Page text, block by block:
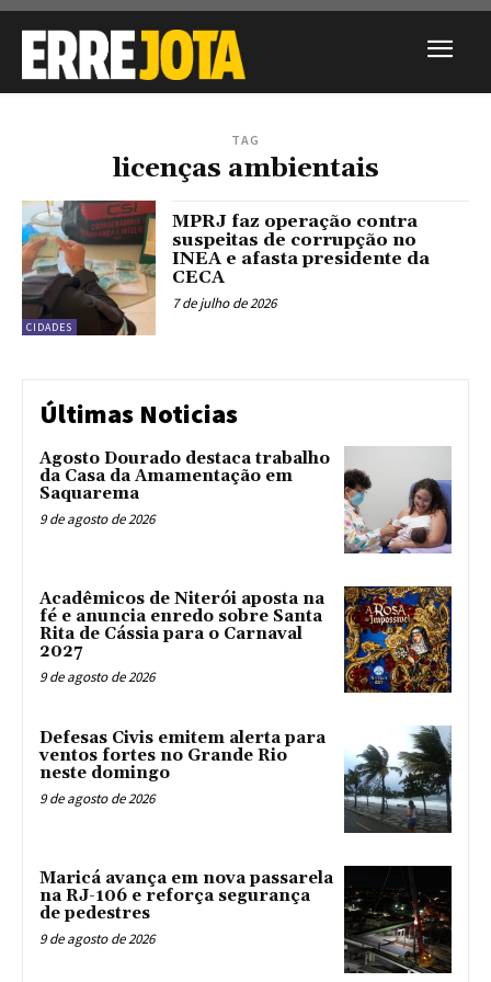
TAG
licenças ambientais
CIDADES
MPRJ faz operação contra
suspeitas de corrupção no
INEA e afasta presidente da
CECA
7 de julho de 2026
Últimas Noticias
Agosto Dourado destaca trabalho
da Casa da Amamentação em
Saquarema
9 de agosto de 2026
Acadêmicos de Niterói aposta na
fé e anuncia enredo sobre Santa
Rita de Cássia para o Carnaval
2027
9 de agosto de 2026
Defesas Civis emitem alerta para
ventos fortes no Grande Rio
neste domingo
9 de agosto de 2026
Maricá avança em nova passarela
na RJ-106 e reforça segurança
de pedestres
9 de agosto de 2026